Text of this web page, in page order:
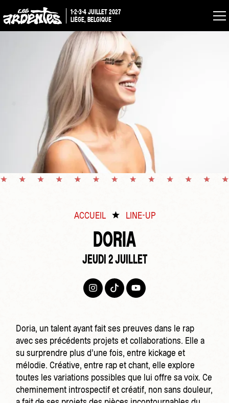
1-2-3-4 JUILLET 2027
LIÈGE, BELGIQUE
ACCUEIL LINE-UP
DORIA
JEUDI 2 JUILLET
Doria, un talent ayant fait ses preuves dans le rap
avec ses précédents projets et collaborations. Elle a
su surprendre plus d’une fois, entre kickage et
mélodie. Créative, entre rap et chant, elle explore
toutes les variations possibles que lui offre sa voix. Ce
cheminement introspectif et créatif, non sans douleur,